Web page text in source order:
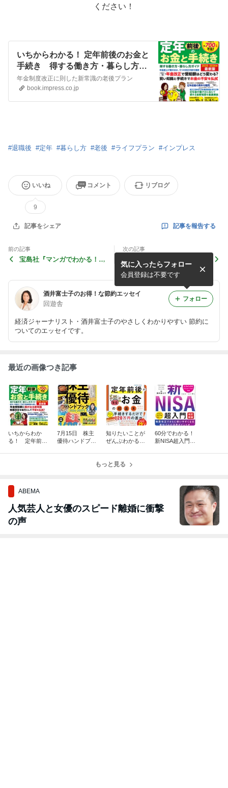
ください！
いちからわかる！ 定年前後のお金と
手続き 得する働き方・暮らし方ガ
イド 2025-2026年最新版 - インプ
レスブックス
年金制度改正に則した新常識の老後プラン
book.impress.co.jp
#退職後 #定年 #暮らし方 #老後 #ライフプラン #インプレス
いいね
9
コメント リブログ
記事をシェア 記事を報告する
前の記事
宝島社『マンガでわかる！
た
次の記事
『60分でわかる！ 新・年
金超入門』が発売されます！
酒井富士子のお得！な節約エッセイ
回遊舎
経済ジャーナリスト・酒井富士子のやさしくわかりやすい 節約に
ついてのエッセイです。
気に入ったらフォロー
会員登録は不要です
フォロー
最近の画像つき記事
いちからわか
る！ 定年前後
7月15日 株主
優待ハンドブッ
知りたいことが
ぜんぶわかる！
売になりまし
60分でわかる！
新NISA超入門
もっと見る
ABEMA
人気芸人と女優のスピード離婚に衝撃
の声